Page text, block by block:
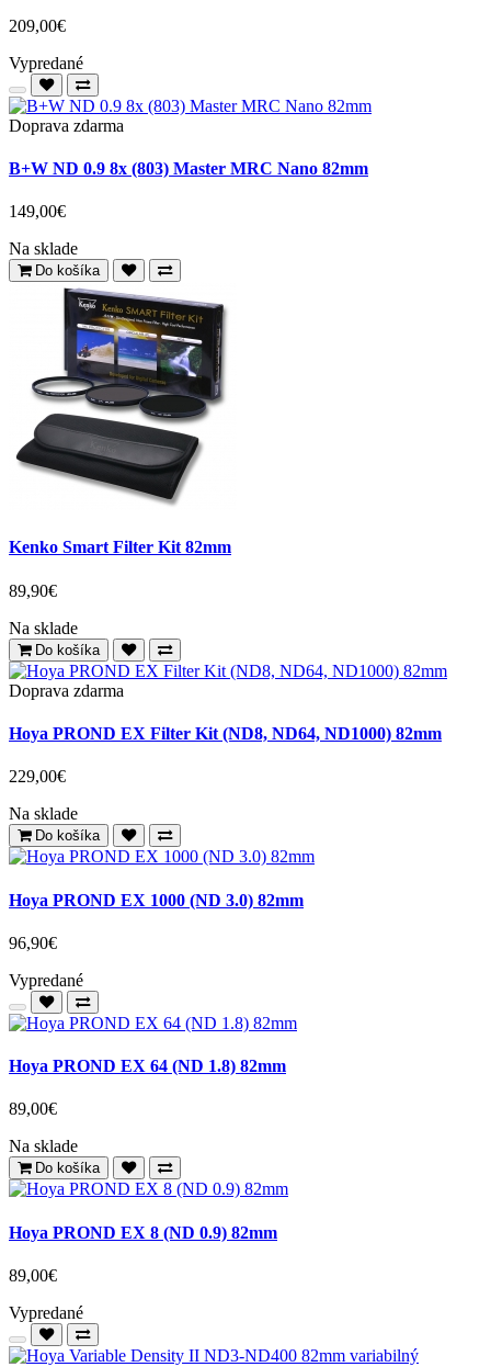
209,00€
Vypredané
Doprava zdarma
B+W ND 0.9 8x (803) Master MRC Nano 82mm
149,00€
Na sklade
Do košíka
Kenko Smart Filter Kit 82mm
89,90€
Na sklade
Do košíka
Doprava zdarma
Hoya PROND EX Filter Kit (ND8, ND64, ND1000) 82mm
229,00€
Na sklade
Do košíka
Hoya PROND EX 1000 (ND 3.0) 82mm
96,90€
Vypredané
Hoya PROND EX 64 (ND 1.8) 82mm
89,00€
Na sklade
Do košíka
Hoya PROND EX 8 (ND 0.9) 82mm
89,00€
Vypredané